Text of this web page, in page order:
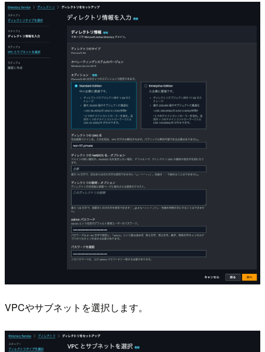
VPCやサブネットを選択します。